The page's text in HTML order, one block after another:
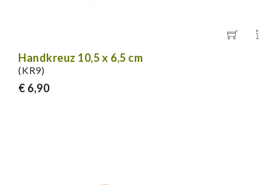
Handkreuz 10,5 x 6,5 cm
(KR9)
€ 6,90